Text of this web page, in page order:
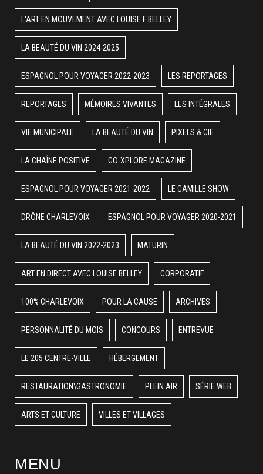
L'ART EN MOUVEMENT AVEC LOUISE F BELLEY
LA BEAUTÉ DU VIN 2024-2025
ESPAGNOL POUR VOYAGER 2022-2023 LES REPORTAGES
REPORTAGES MÉMOIRES VIVANTES LES INTÉGRALES
VIE MUNICIPALE LA BEAUTÉ DU VIN PIXELS & CIE
LA CHAÎNE POSITIVE GO-XPLORE MAGAZINE
ESPAGNOL POUR VOYAGER 2021-2022 LE CAMILLE SHOW
DRÔNE CHARLEVOIX ESPAGNOL POUR VOYAGER 2020-2021
LA BEAUTÉ DU VIN 2022-2023 MATURIN
ART EN DIRECT AVEC LOUISE BELLEY CORPORATIF
100% CHARLEVOIX POUR LA CAUSE ARCHIVES
PERSONNALITÉ DU MOIS CONCOURS ENTREVUE
LE 205 CENTRE-VILLE HÉBERGEMENT
RESTAURATION\GASTRONOMIE PLEIN AIR SÉRIE WEB
ARTS ET CULTURE VILLES ET VILLAGES
MENU